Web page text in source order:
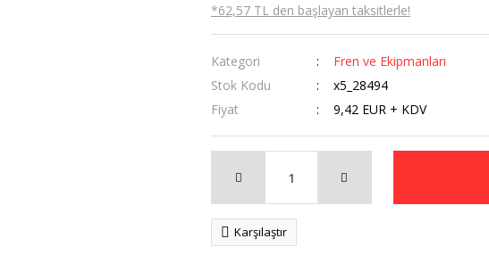
*62,57 TL den başlayan taksitlerle!
Kategori
Fren ve Ekipmanları
Stok Kodu
x5_28494
Fiyat
9,42 EUR + KDV
Karşılaştır